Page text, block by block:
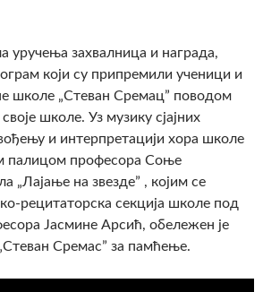
уручења захвалница и награда,
који су припремили ученици и
школе „Стеван Сремац” поводом
школе. Уз музику сјајних
и интерпретацији хора школе
палицом професора Соње
„Лајање на звезде” , којим се
рецитаторска секција школе под
Јасмине Арсић, обележен је
Сремас” за памћење.